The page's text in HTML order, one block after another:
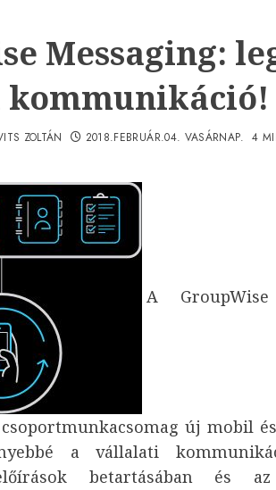
Messaging:
ZOLTÁN 2018.FEBRUÁR.04. VASÁRNAP. 4
A
új mobil
a vállalati
betartásában és